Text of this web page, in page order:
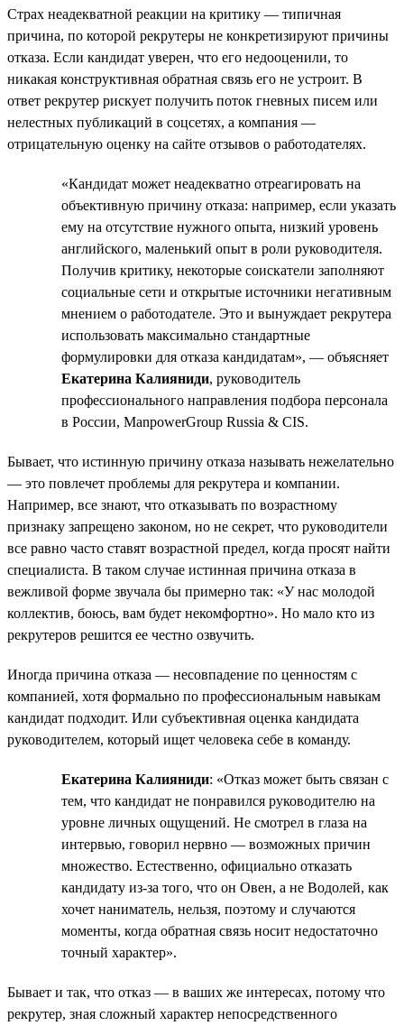
Страх неадекватной реакции на критику — типичная
причина, по которой рекрутеры не конкретизируют причины
отказа. Если кандидат уверен, что его недооценили, то
никакая конструктивная обратная связь его не устроит. В
ответ рекрутер рискует получить поток гневных писем или
нелестных публикаций в соцсетях, а компания —
отрицательную оценку на сайте отзывов о работодателях.
«Кандидат может неадекватно отреагировать на
объективную причину отказа: например, если указать
ему на отсутствие нужного опыта, низкий уровень
английского, маленький опыт в роли руководителя.
Получив критику, некоторые соискатели заполняют
социальные сети и открытые источники негативным
мнением о работодателе. Это и вынуждает рекрутера
использовать максимально стандартные
формулировки для отказа кандидатам», — объясняет
Екатерина Калияниди, руководитель
профессионального направления подбора персонала
в России, ManpowerGroup Russia & CIS.
Бывает, что истинную причину отказа называть нежелательно
— это повлечет проблемы для рекрутера и компании.
Например, все знают, что отказывать по возрастному
признаку запрещено законом, но не секрет, что руководители
все равно часто ставят возрастной предел, когда просят найти
специалиста. В таком случае истинная причина отказа в
вежливой форме звучала бы примерно так: «У нас молодой
коллектив, боюсь, вам будет некомфортно». Но мало кто из
рекрутеров решится ее честно озвучить.
Иногда причина отказа — несовпадение по ценностям с
компанией, хотя формально по профессиональным навыкам
кандидат подходит. Или субъективная оценка кандидата
руководителем, который ищет человека себе в команду.
Екатерина Калияниди: «Отказ может быть связан с
тем, что кандидат не понравился руководителю на
уровне личных ощущений. Не смотрел в глаза на
интервью, говорил нервно — возможных причин
множество. Естественно, официально отказать
кандидату из-за того, что он Овен, а не Водолей, как
хочет наниматель, нельзя, поэтому и случаются
моменты, когда обратная связь носит недостаточно
точный характер».
Бывает и так, что отказ — в ваших же интересах, потому что
рекрутер, зная сложный характер непосредственного